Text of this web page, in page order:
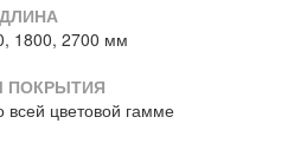
ДЛИНА
1800, 2700 мм
ПОКРЫТИЯ
всей цветовой гамме